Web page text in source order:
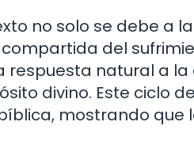
no solo se debe a
del
respuesta natural a
divino. Este ciclo
mostrando que